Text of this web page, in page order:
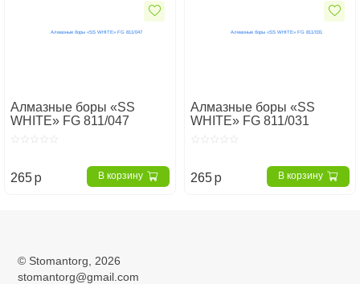
Алмазные боры «SS
WHITE» FG 811/047
265p В корзину
Алмазные боры «SS
WHITE» FG 811/031
265p В корзину
Ромбовидные боры
© Stomantorg , 2026
stomantorg@gmail.com